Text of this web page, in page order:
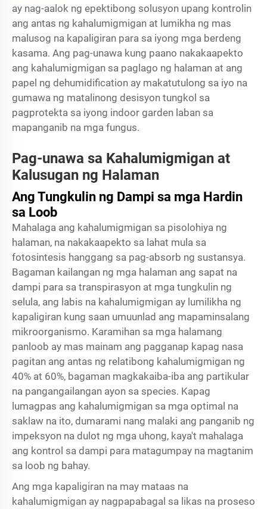
ay nag-aalok ng epektibong solusyon upang kontrolin
ang antas ng kahalumigmigan at lumikha ng mas
malusog na kapaligiran para sa iyong mga berdeng
kasama. Ang pag-unawa kung paano nakakaapekto
ang kahalumigmigan sa paglago ng halaman at ang
papel ng dehumidification ay makatutulong sa iyo na
gumawa ng matalinong desisyon tungkol sa
pagprotekta sa iyong indoor garden laban sa
mapanganib na mga fungus.
Pag-unawa sa Kahalumigmigan at
Kalusugan ng Halaman
Ang Tungkulin ng Dampi sa mga Hardin
sa Loob
Mahalaga ang kahalumigmigan sa pisolohiya ng
halaman, na nakakaapekto sa lahat mula sa
fotosintesis hanggang sa pag-absorb ng sustansya.
Bagaman kailangan ng mga halaman ang sapat na
dampi para sa transpirasyon at mga tungkulin ng
selula, ang labis na kahalumigmigan ay lumilikha ng
kapaligiran kung saan umuunlad ang mapaminsalang
mikroorganismo. Karamihan sa mga halamang
panloob ay mas mainam ang pagganap kapag nasa
pagitan ang antas ng relatibong kahalumigmigan ng
40% at 60%, bagaman magkakaiba-iba ang partikular
na pangangailangan ayon sa species. Kapag
lumagpas ang kahalumigmigan sa mga optimal na
saklaw na ito, dumarami nang malaki ang panganib ng
impeksyon na dulot ng mga uhong, kaya't mahalaga
ang kontrol sa dampi para matagumpay na magtanim
sa loob ng bahay.
Ang mga kapaligiran na may mataas na
kahalumigmigan ay nagpapabagal sa likas na proseso